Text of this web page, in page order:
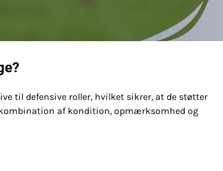
til defensive roller, hvilket sikrer, at de støtter
af kondition, opmærksomhed og